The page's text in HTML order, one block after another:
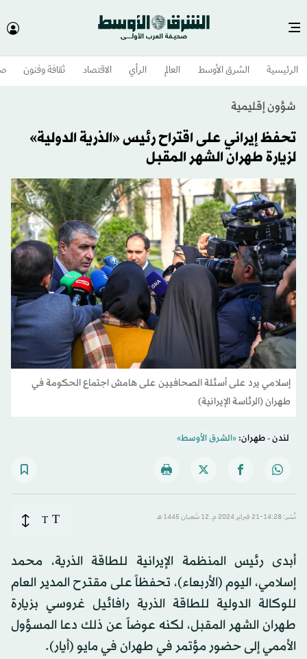
الرئيسية الشرق الأوسط​ العالم الرأي الاقتصاد ثقافة وفنون
شؤون إقليمية
تحفظ إيراني على اقتراح رئيس «الذرية الدولية»
لزيارة طهران الشهر المقبل
إسلامي يرد على أسئلة الصحافيين على هامش اجتماع الحكومة في
طهران (الرئاسة الإيرانية)
لندن - طهران:«الشرق الأوسط»
نُشر: 14:28-21 فبراير 2024 م ـ 12 شَعبان 1445 هـ T
T
أبدى رئيس المنظمة الإيرانية للطاقة الذرية، محمد
إسلامي، اليوم (الأربعاء)، تحفظاً على مقترح المدير العام
للوكالة الدولية للطاقة الذرية رافائيل غروسي بزيارة
طهران الشهر المقبل، لكنه عوضاً عن ذلك دعا المسؤول
الأممي إلى حضور مؤتمر في طهران في مايو (أيار).